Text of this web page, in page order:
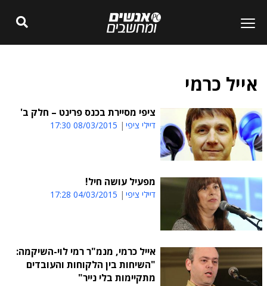
אייל כרמי
ציפי מסיירת בכנס פרינט – חלק ב'
דיילי ציפי 08/03/2015 17:30
מפעיל עושה חיל!
דיילי ציפי 04/03/2015 17:28
אייל כרמי, מנמ"ר רמי לוי-השיקמה:
"השיחות בין הלקוחות והעובדים
מתקיימות בלי נייר"